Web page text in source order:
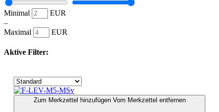
Minimal
EUR
–
Maximal
EUR
Aktive Filter:
Zum Merkzettel hinzufügen Vom Merkzettel entfernen